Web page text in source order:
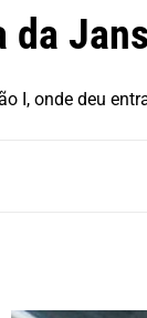
da
I, onde deu